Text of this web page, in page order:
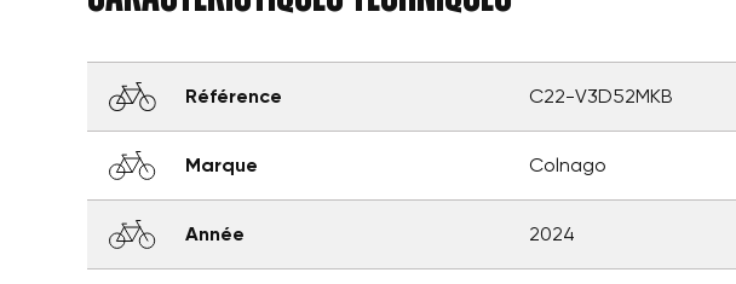
add_circle_outline
Référence C22-V3D52MKB
Marque Colnago
Année 2024